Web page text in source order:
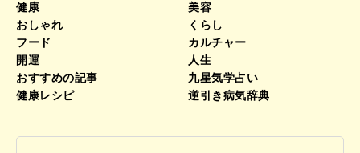
健康
美容
おしゃれ
くらし
フード
カルチャー
開運
人生
おすすめの記事
九星気学占い
健康レシピ
逆引き病気辞典